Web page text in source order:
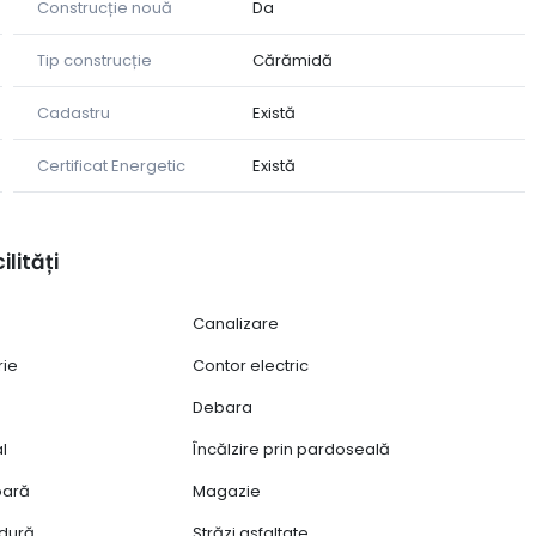
de un nivel de confort termic și eficiență energetică
dvs. proprietate va fi pregătită pentru a deveni
în stadiul de finisare "la alb", oferindu-vă
parcele ce variază între 440 mp și 680 mp pentru
Construcție nouă Da
Tip construcție Cărămidă
Cadastru Există
Certificat Energetic Există
Canalizare
Contor electric
Debara
Încălzire prin pardoseală
Magazie